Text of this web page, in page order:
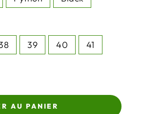
39 40 41
AU PANIER